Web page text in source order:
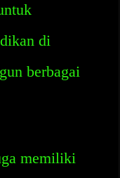
di
berbagai
memiliki